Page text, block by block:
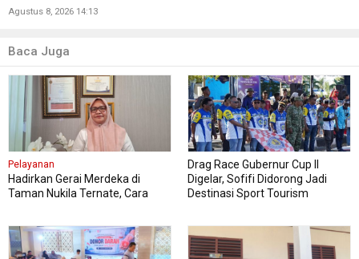
Agustus 8, 2026 14:13
Baca Juga
Pelayanan
Hadirkan Gerai Merdeka di
Taman Nukila Ternate, Cara
Drag Race Gubernur Cup II
Digelar, Sofifi Didorong Jadi
Destinasi Sport Tourism